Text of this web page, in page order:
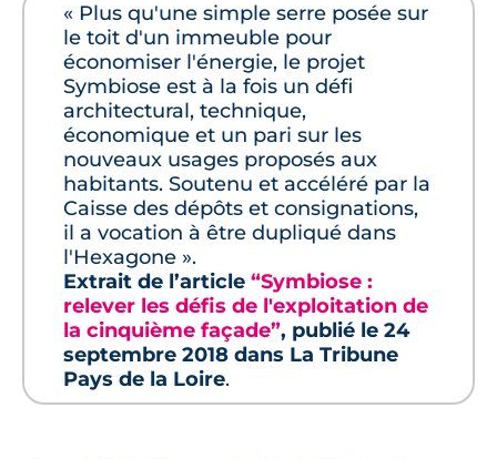
« Plus qu'une simple serre posée sur
le toit d'un immeuble pour
économiser l'énergie, le projet
Symbiose est à la fois un défi
architectural, technique,
économique et un pari sur les
nouveaux usages proposés aux
habitants. Soutenu et accéléré par la
Caisse des dépôts et consignations,
il a vocation à être dupliqué dans
l'Hexagone ».
Extrait de l’article “Symbiose :
relever les défis de l'exploitation de
la cinquième façade”, publié le 24
septembre 2018 dans La Tribune
Pays de la Loire.